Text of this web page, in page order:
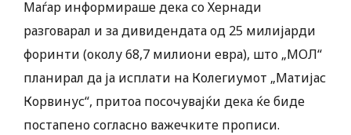
Маѓар информираше дека со Хернади
разговарал и за дивидендата од 25 милијарди
форинти (околу 68,7 милиони евра), што „МОЛ“
планирал да ја исплати на Колегиумот „Матијас
Корвинус“, притоа посочувајќи дека ќе биде
постапено согласно важечките прописи.